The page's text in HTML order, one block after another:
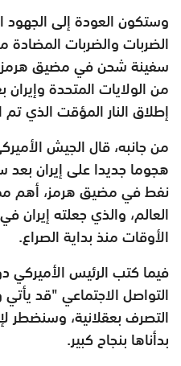
وستكون العودة إلى الجهود
الضربات والضربات المضادة
سفينة شحن في مضيق
من الولايات المتحدة
إطلاق النار المؤقت الذي تم
من جانبه، قال الجيش
هجوما جديدا على إيران
نفط في مضيق هرمز، أهم
العالم، والذي جعلته
الأوقات منذ بداية الصراع.
فيما كتب الرئيس الأميركي
التواصل الاجتماعي "قد
التصرف بعقلانية، وسنضطر
بدأناها بنجاح كبير.